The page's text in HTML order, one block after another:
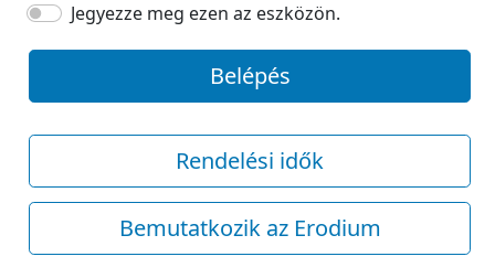
Jegyezze meg ezen az eszközön.
Belépés
Rendelési idők
Bemutatkozik az Erodium